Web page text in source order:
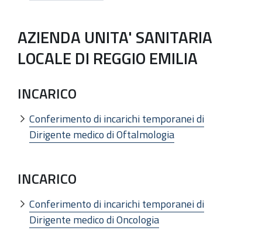
AZIENDA UNITA' SANITARIA
LOCALE DI REGGIO EMILIA
INCARICO
Conferimento di incarichi temporanei di
Dirigente medico di Oftalmologia
INCARICO
Conferimento di incarichi temporanei di
Dirigente medico di Oncologia